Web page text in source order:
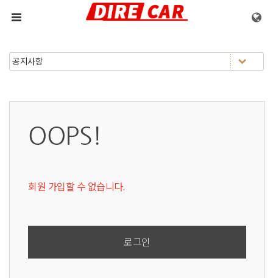
메뉴 건너뛰기
OOPS!
회원 가입할 수 없습니다.
로그인